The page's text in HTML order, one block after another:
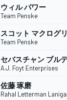
ウィル パワー
Team Penske
スコット マクログ
Team Penske
セバスチャン ブル
A.J. Foyt Enterprises
佐藤 琢磨
Rahal Letterman